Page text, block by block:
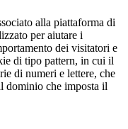
alla piattaforma di
per aiutare i
dei visitatori e
di tipo pattern, in cui il
di numeri e lettere, che
dominio che imposta il